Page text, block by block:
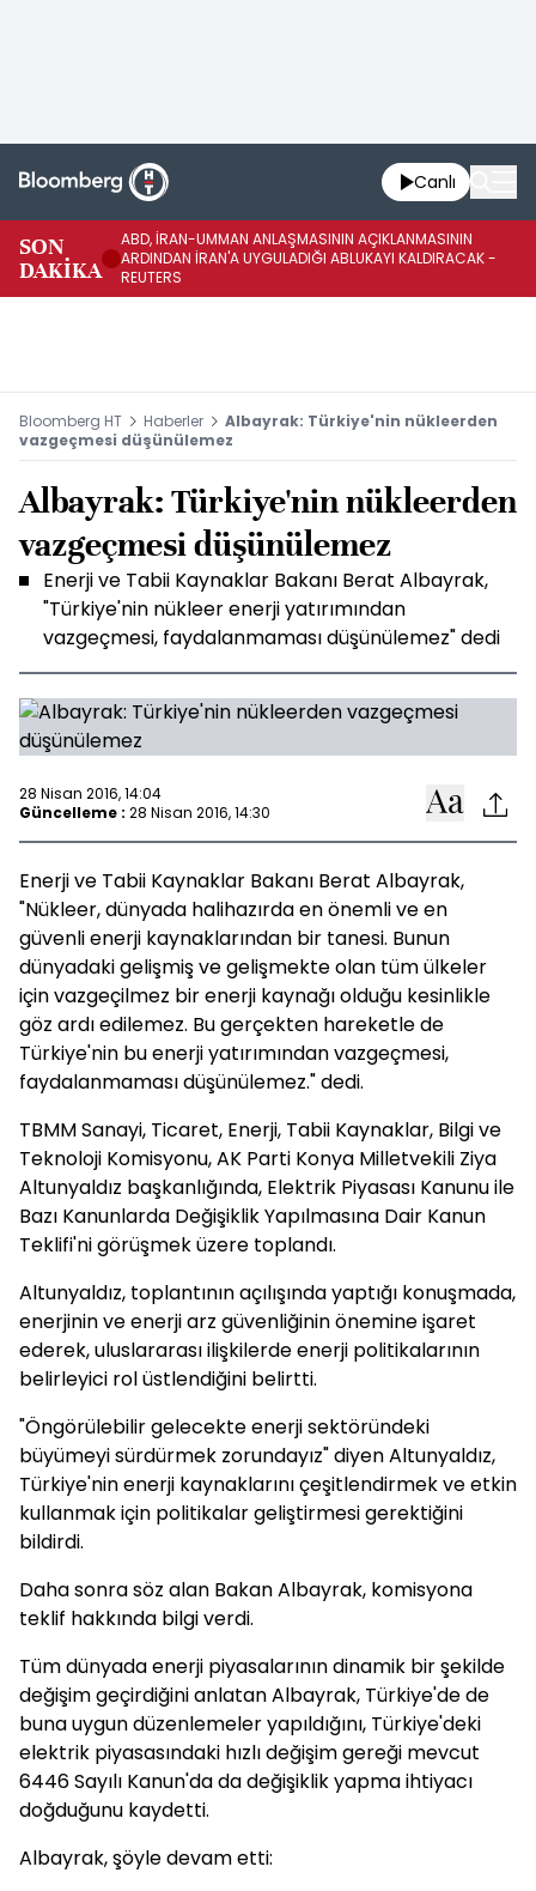
Canlı
SON
DAKİKA
ABD, İRAN-UMMAN ANLAŞMASININ AÇIKLANMASININ
ARDINDAN İRAN'A UYGULADIĞI ABLUKAYI KALDIRACAK -
REUTERS
Bloomberg HT Haberler
Albayrak: Türkiye'nin nükleerden
vazgeçmesi düşünülemez
Albayrak: Türkiye'nin nükleerden
vazgeçmesi düşünülemez
Enerji ve Tabii Kaynaklar Bakanı Berat Albayrak,
"Türkiye'nin nükleer enerji yatırımından
vazgeçmesi, faydalanmaması düşünülemez" dedi
28 Nisan 2016, 14:04
Güncelleme : 28 Nisan 2016, 14:30
Enerji ve Tabii Kaynaklar Bakanı Berat Albayrak,
"Nükleer, dünyada halihazırda en önemli ve en
güvenli enerji kaynaklarından bir tanesi. Bunun
dünyadaki gelişmiş ve gelişmekte olan tüm ülkeler
için vazgeçilmez bir enerji kaynağı olduğu kesinlikle
göz ardı edilemez. Bu gerçekten hareketle de
Türkiye'nin bu enerji yatırımından vazgeçmesi,
faydalanmaması düşünülemez." dedi.
TBMM Sanayi, Ticaret, Enerji, Tabii Kaynaklar, Bilgi ve
Teknoloji Komisyonu, AK Parti Konya Milletvekili Ziya
Altunyaldız başkanlığında, Elektrik Piyasası Kanunu ile
Bazı Kanunlarda Değişiklik Yapılmasına Dair Kanun
Teklifi'ni görüşmek üzere toplandı.
Altunyaldız, toplantının açılışında yaptığı konuşmada,
enerjinin ve enerji arz güvenliğinin önemine işaret
ederek, uluslararası ilişkilerde enerji politikalarının
belirleyici rol üstlendiğini belirtti.
"Öngörülebilir gelecekte enerji sektöründeki
büyümeyi sürdürmek zorundayız" diyen Altunyaldız,
Türkiye'nin enerji kaynaklarını çeşitlendirmek ve etkin
kullanmak için politikalar geliştirmesi gerektiğini
bildirdi.
Daha sonra söz alan Bakan Albayrak, komisyona
teklif hakkında bilgi verdi.
Tüm dünyada enerji piyasalarının dinamik bir şekilde
değişim geçirdiğini anlatan Albayrak, Türkiye'de de
buna uygun düzenlemeler yapıldığını, Türkiye'deki
elektrik piyasasındaki hızlı değişim gereği mevcut
6446 Sayılı Kanun'da da değişiklik yapma ihtiyacı
doğduğunu kaydetti.
Albayrak, şöyle devam etti: